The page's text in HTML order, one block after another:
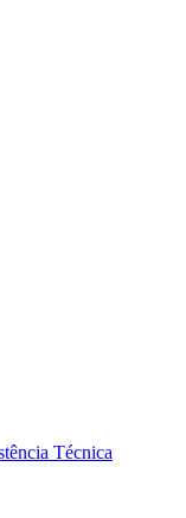
Técnica